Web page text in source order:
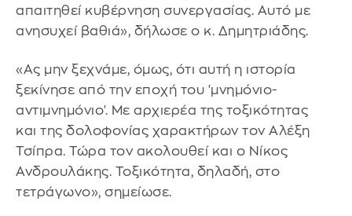
απαιτηθεί κυβέρνηση συνεργασίας. Αυτό με
ανησυχεί βαθιά», δήλωσε ο κ. Δημητριάδης.
«Ας μην ξεχνάμε, όμως, ότι αυτή η ιστορία
ξεκίνησε από την εποχή του 'μνημόνιο-
αντιμνημόνιο'. Με αρχιερέα της τοξικότητας
και της δολοφονίας χαρακτήρων τον Αλέξη
Τσίπρα. Τώρα τον ακολουθεί και ο Νίκος
Ανδρουλάκης. Τοξικότητα, δηλαδή, στο
τετράγωνο», σημείωσε.